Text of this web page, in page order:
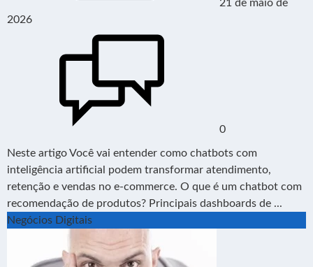
21 de maio de
2026
0
Neste artigo Você vai entender como chatbots com
inteligência artificial podem transformar atendimento,
retenção e vendas no e-commerce. O que é um chatbot com
recomendação de produtos? Principais dashboards de ...
Negócios Digitais